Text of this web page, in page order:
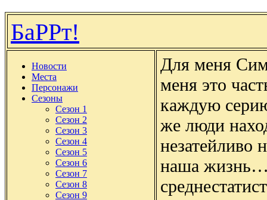
БаРРт!
Новости
Места
Персонажи
Сезоны
Сезон 1
Сезон 2
Сезон 3
Сезон 4
Сезон 5
Сезон 6
Сезон 7
Сезон 8
Сезон 9
Для меня
меня это
каждую
же люди
незатейливо
наша